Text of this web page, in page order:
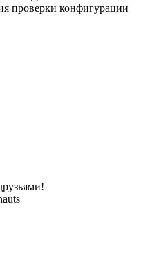
проверки конфигурации